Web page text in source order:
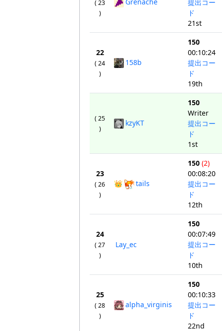
( 23
)
提出コー
ド
21st
22
( 24
)
158b
150
00:10:24
提出コー
ド
19th
( 25
)
kzyKT
150
Writer
提出コー
ド
1st
23
( 26
)
👑 tails
150 (2)
00:08:20
提出コー
ド
12th
24
( 27
)
Lay_ec
150
00:07:49
提出コー
ド
10th
25
( 28
)
alpha_virginis
150
00:10:33
提出コー
ド
22nd